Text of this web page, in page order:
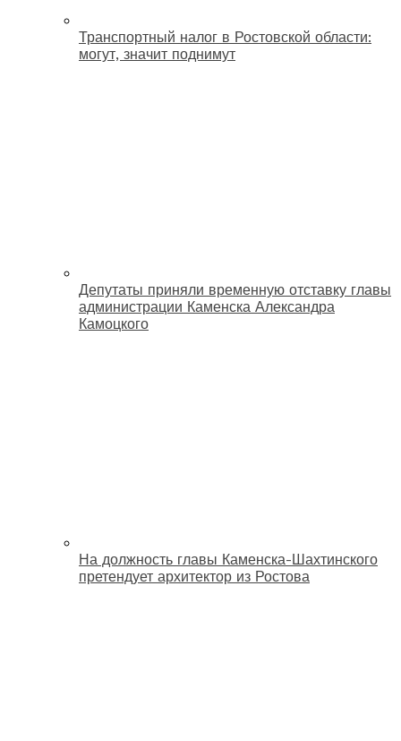
Транспортный налог в Ростовской области:
могут, значит поднимут
Депутаты приняли временную отставку главы
администрации Каменска Александра
Камоцкого
На должность главы Каменска-Шахтинского
претендует архитектор из Ростова